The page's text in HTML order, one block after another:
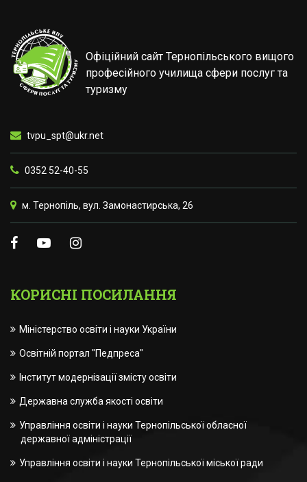
Офіційний сайт Тернопільського вищого
професійного училища сфери послуг та
туризму
tvpu_spt@ukr.net
0352 52-40-55
м. Тернопіль, вул. Замонастирська, 26
КОРИСНІ ПОСИЛАННЯ
Міністерство освіти і науки України
Освітній портал "Педпреса"
Інститут модернізації змісту освіти
Державна служба якості освіти
Управління освіти і науки Тернопільської обласної
державної адміністрації
Управління освіти і науки Тернопільської міської ради